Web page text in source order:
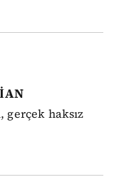
gerçek haksız